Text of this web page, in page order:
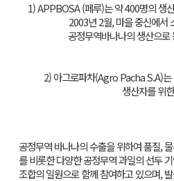
1) APPBOSA (페루)는 약 400명의 생
2003년 2월, 마을 중신에서
공정무역바나나의 생산으
2) 아그로파차(Agro Pacha S.A)
생산자를 위
공정무역 바나나의 수출을 위하여 품질,
를 비롯한 다양한 공정무역 과일의 선두
조합의 일원으로 함께 참여하고 있으며,